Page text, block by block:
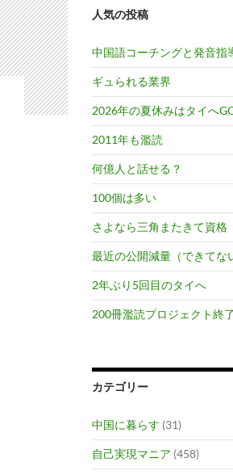
人気の投稿
中国語コーチングと発音指
ギュられる業界
2026年の夏休みはタイへ
2011年も濫読
何億人と話せる？
100個は多い
さよなら三角またきて資格
最近の公開減量（できてな
2年ぶり5回目のタイへ
200冊濫読プロジェクト終了
カテゴリー
中国に暮らす (31)
自己実現マニア (458)